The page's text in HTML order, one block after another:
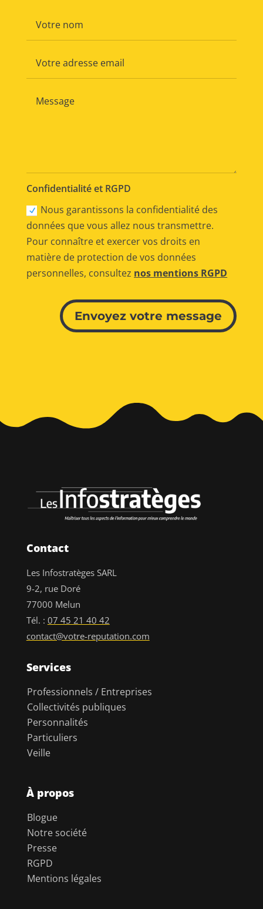
Confidentialité et RGPD
Nous garantissons la confidentialité des
données que vous allez nous transmettre.
Pour connaître et exercer vos droits en
matière de protection de vos données
personnelles, consultez nos mentions RGPD
Envoyez votre message
Contact
Les Infostratèges SARL
9-2, rue Doré
77000 Melun
Tél. : 07 45 21 40 42
contact@votre-reputation.com
Services
Professionnels / Entreprises
Collectivités publiques
Personnalités
Particuliers
Veille
À propos
Blogue
Notre société
Presse
RGPD
Mentions légales